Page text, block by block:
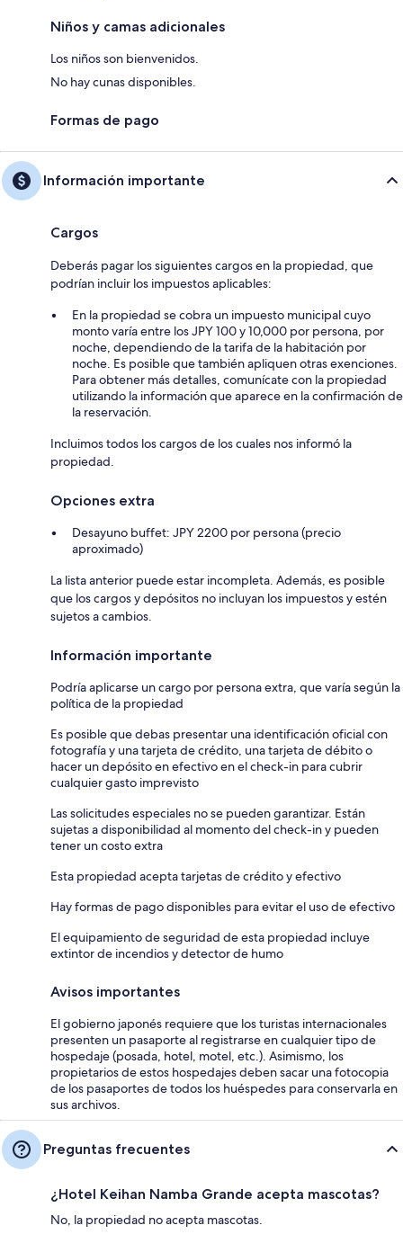
Niños y camas adicionales
Los niños son bienvenidos.
No hay cunas disponibles.
Formas de pago
Información importante
Cargos
Deberás pagar los siguientes cargos en la propiedad, que
podrían incluir los impuestos aplicables:
En la propiedad se cobra un impuesto municipal cuyo
monto varía entre los JPY 100 y 10,000 por persona, por
noche, dependiendo de la tarifa de la habitación por
noche. Es posible que también apliquen otras exenciones.
Para obtener más detalles, comunícate con la propiedad
utilizando la información que aparece en la confirmación de
la reservación.
Incluimos todos los cargos de los cuales nos informó la
propiedad.
Opciones extra
Desayuno buffet: JPY 2200 por persona (precio
aproximado)
La lista anterior puede estar incompleta. Además, es posible
que los cargos y depósitos no incluyan los impuestos y estén
sujetos a cambios.
Información importante
Podría aplicarse un cargo por persona extra, que varía según la
política de la propiedad
Es posible que debas presentar una identificación oficial con
fotografía y una tarjeta de crédito, una tarjeta de débito o
hacer un depósito en efectivo en el check-in para cubrir
cualquier gasto imprevisto
Las solicitudes especiales no se pueden garantizar. Están
sujetas a disponibilidad al momento del check-in y pueden
tener un costo extra
Esta propiedad acepta tarjetas de crédito y efectivo
Hay formas de pago disponibles para evitar el uso de efectivo
El equipamiento de seguridad de esta propiedad incluye
extintor de incendios y detector de humo
Avisos importantes
El gobierno japonés requiere que los turistas internacionales
presenten un pasaporte al registrarse en cualquier tipo de
hospedaje (posada, hotel, motel, etc.). Asimismo, los
propietarios de estos hospedajes deben sacar una fotocopia
de los pasaportes de todos los huéspedes para conservarla en
sus archivos.
Preguntas frecuentes
¿Hotel Keihan Namba Grande acepta mascotas?
No, la propiedad no acepta mascotas.